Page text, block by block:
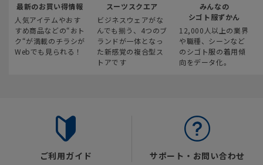
最新のお買い得情報
人気アイテムやおす
すめ商品などの“おト
ク“が満載のチラシが
Webでも見られる！
スーツスクエア
ビジネスウェアがな
んでも揃う、4つのブ
ランドが一体となっ
た新感覚の複合型ス
トアです
みんなの
シゴト服ずかん
12,000人以上の業界
や職種、シーンなど
のシゴト服の着用傾
向をデータ化。
ご利用ガイド サポート・お問い合わせ